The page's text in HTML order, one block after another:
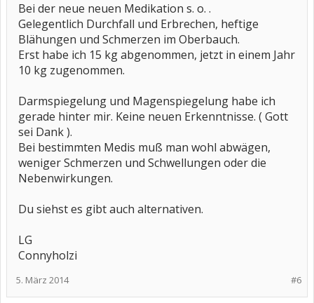
Bei der neue neuen Medikation s. o. .
Gelegentlich Durchfall und Erbrechen, heftige
Blähungen und Schmerzen im Oberbauch.
Erst habe ich 15 kg abgenommen, jetzt in einem Jahr
10 kg zugenommen.
Darmspiegelung und Magenspiegelung habe ich
gerade hinter mir. Keine neuen Erkenntnisse. ( Gott
sei Dank ).
Bei bestimmten Medis muß man wohl abwägen,
weniger Schmerzen und Schwellungen oder die
Nebenwirkungen.
Du siehst es gibt auch alternativen.
LG
Connyholzi
#6
5. März 2014